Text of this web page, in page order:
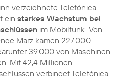
verzeichnete Telefónica
ein starkes Wachstum bei
im Mobilfunk. Von
März kamen 227.000
39.000 von Maschinen
Mit 42,4 Millionen
verbindet Telefónica